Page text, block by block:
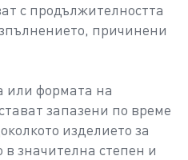
с продължителността
причинени
или формата на
запазени по време
изделието за
значителна степен и